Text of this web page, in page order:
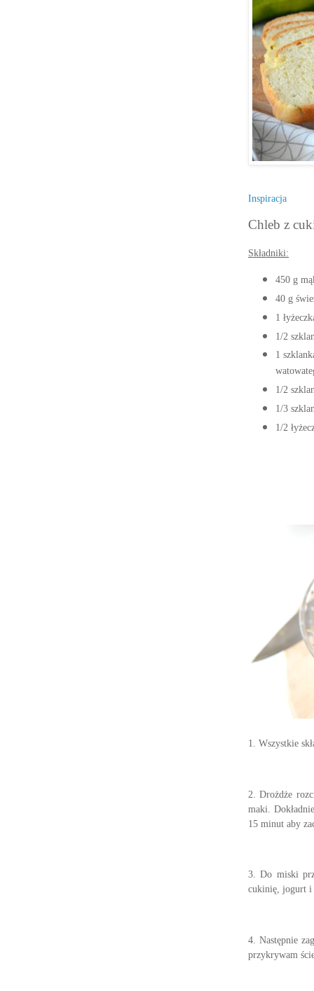
Inspiracja
Chleb z
Składniki:
450 g
40 g
1
1/2
1
1/2
1/3
1/2
1. Wszystkie
2. Drożdże
maki.
15 minut aby
3. Do miski
cukinię, jogurt
4. Następnie
przykrywam